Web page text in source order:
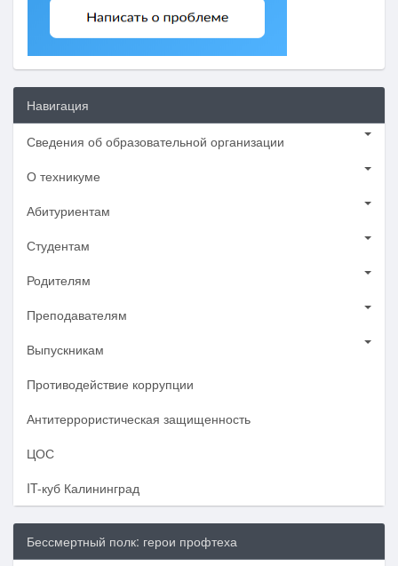
Навигация
Сведения об образовательной организации
О техникуме
Абитуриентам
Студентам
Родителям
Преподавателям
Выпускникам
Противодействие коррупции
Антитеррористическая защищенность
ЦОС
IT-куб Калининград
Бессмертный полк: герои профтеха